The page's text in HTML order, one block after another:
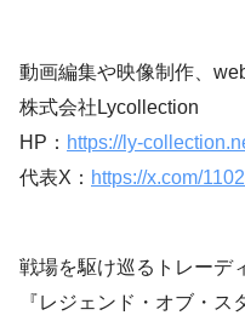
動画編集や映像制作、
株式会社Lycollection
HP： https://ly-
代表X： https://x.com/
戦場を駆け巡るトレーデ
『レジェンド・オブ・ス